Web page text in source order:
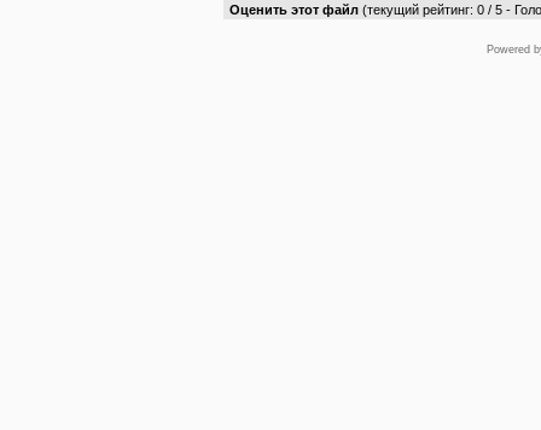
Оценить этот файл (текущий рейтинг: 0 / 5 -
Powered